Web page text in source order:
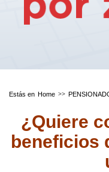
Home
¿Quiere
beneficios